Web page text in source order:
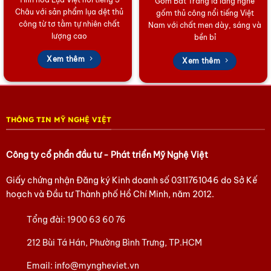
thể hiện sự tinh tế và tỉ mỉ tối đa, phù hợp với mọi không gian.
3. Ứng Dụng Hoàn Hảo
Trang trí: Tranh sơn mài mang lại sự sang trọng, tạo điểm nhấn
nghệ thuật đẳng cấp cho phòng khách, phòng làm việc hay
khách sạn cao cấp.
nghĩa sâu sắc và giá trị văn hóa bền vững, thể hiện sự trân
Hãy để những bức Tranh Sơn Mài Chợ Bến Thành
bừng sáng không gian của bạn. Liên hệ ngay hôm nay để
chọn lựa tác phẩm nghệ thuật truyền thống ưng ý nhất!
Xem thêm mẫu mã tại Showroom:
Châu với sản phẩm lụa dệt thủ
công từ tơ tằm tự nhiên chất
lượng cao
Xem thêm
gốm thủ công nổi tiếng Việt
Nam với chất men dày, sáng và
bền bỉ
Xem thêm
THÔNG TIN MỸ NGHỆ VIỆT
Công ty cổ phẩn đầu tư - Phát triển Mỹ Nghệ Việt
Giấy chứng nhận Đăng ký Kinh doanh số0311761046 do Sở Kế
hoạch và Đầu tư Thành phố Hồ Chí Minh, năm 2012.
Tổng đài:1900 63 60 76
212 Bùi Tá Hán, Phường Bình Trưng, TP.HCM
Email: info@myngheviet.vn